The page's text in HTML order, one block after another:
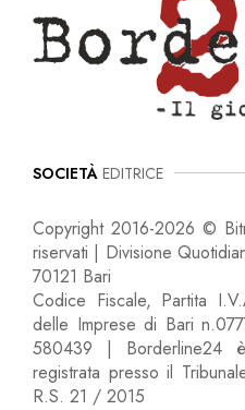
SOCIETÀ EDITRICE
Copyright 2016-2026 ©
riservati | Divisione
70121 Bari
Codice Fiscale, Partita
delle Imprese di Bari
580439 | Borderline24
registrata presso il
R.S. 21 / 2015